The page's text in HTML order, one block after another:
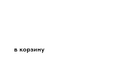
в корзину